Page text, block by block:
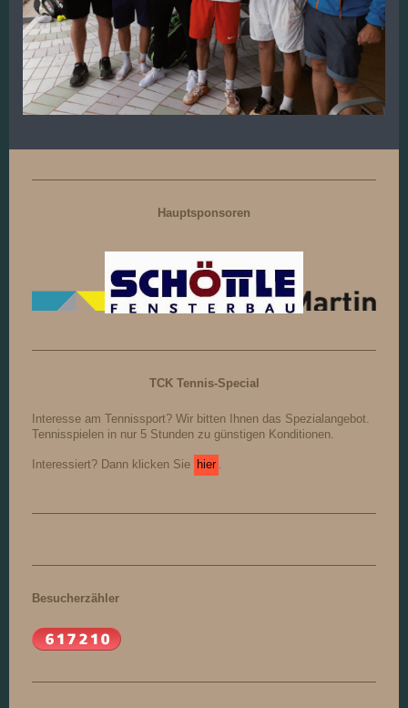
Hauptsponsoren
TCK Tennis-Special
Interesse am Tennissport? Wir bitten Ihnen das Spezialangebot.
Tennisspielen in nur 5 Stunden zu günstigen Konditionen.
Interessiert? Dann klicken Sie hier
Besucherzähler